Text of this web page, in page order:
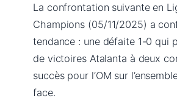
La confrontation suivante en
Champions (05/11/2025) a
tendance : une défaite 1-0 qui
de victoires Atalanta à deux
succès pour l’OM sur
face.